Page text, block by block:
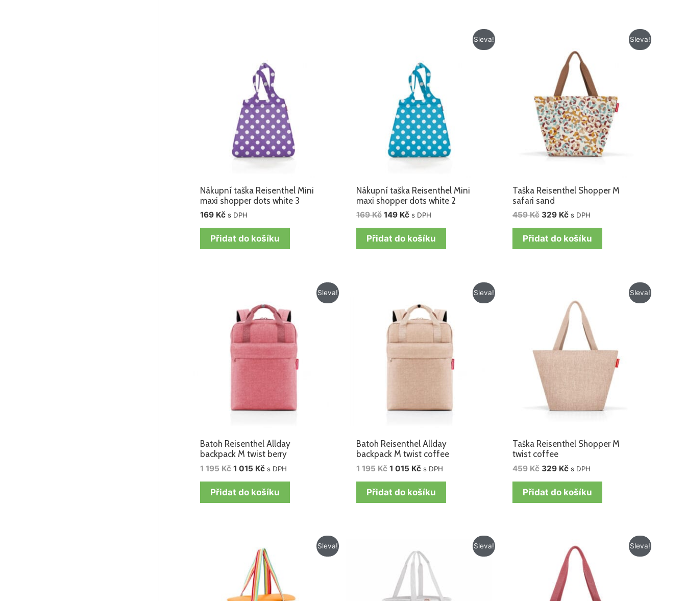
Nákupní taška Reisenthel Mini
maxi shopper dots white 3
169 Kč s DPH
Přidat do košíku
Sleva!
Nákupní taška Reisenthel Mini
maxi shopper dots white 2
169Kč 149 Kč
149 Kč.
s DPH
Přidat do košíku
Sleva!
Taška Reisenthel Shopper M
safari sand
459Kč
459 Kč.
329 Kč
je:
329 Kč.
s DPH
Přidat do košíku
Sleva!
Batoh Reisenthel Allday
backpack M twist berry
1 195Kč
byla:
1
195 Kč.
1 015 Kč
je:
1
015 Kč.
s DPH
Přidat do košíku
Sleva!
Batoh Reisenthel Allday
backpack M twist coffee
1 195Kč
byla:
1
195 Kč.
1 015 Kč
je:
1
015 Kč.
s DPH
Přidat do košíku
Sleva!
Taška Reisenthel Shopper M
twist coffee
459Kč
459 Kč.
329 Kč
cena
je:
329 Kč.
s DPH
Přidat do košíku
Sleva!
855 Kč.
cena
je:
675 Kč.
Sleva!
cena
byla:
005 Kč.
cena
je:
675 Kč.
Sleva!
459 Kč.
Aktuální
cena
je:
329 Kč.